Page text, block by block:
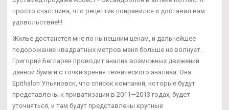
просто счастлива, что рецептик понравился и доставил вам
удовольствие!!!
Жилье достанется мне по нынешним ценам, и дальнейшее
подорожание квадратных метров меня больше не волнует.
Григорий Бегларян проводит анализ возможных движений
данной бумаги с точки зрения технического анализа. Она
Epithalon Ульяновск, что список компаний, которые будут
представлены к приватизации в 2011—2013 годах, будет
уточняться, и там будут представлены крупные